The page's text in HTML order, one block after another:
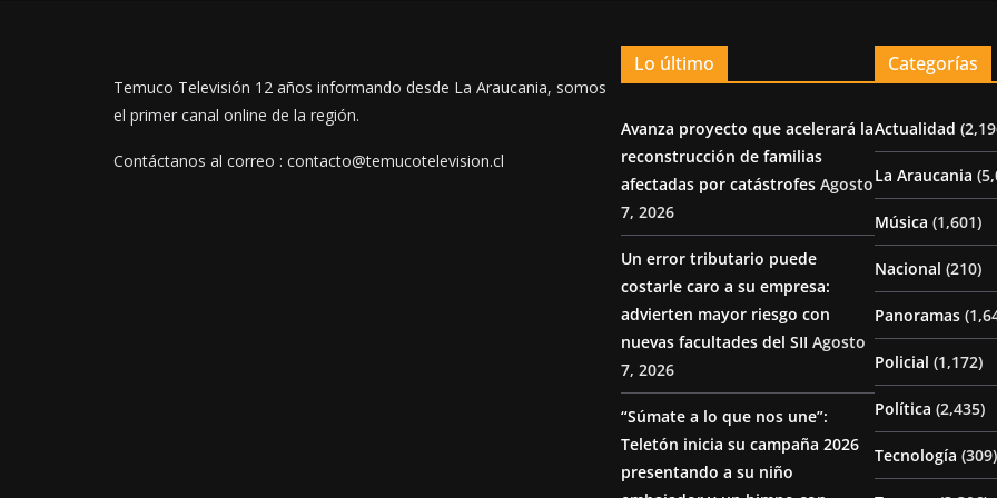
Temuco Televisión 12 años informando desde La Araucania, somos
el primer canal online de la región.
Contáctanos al correo : contacto@temucotelevision.cl
Lo último
Avanza proyecto que acelerará la
reconstrucción de familias
afectadas por catástrofes Agosto
7, 2026
Un error tributario puede
costarle caro a su empresa:
advierten mayor riesgo con
nuevas facultades del SII Agosto
7, 2026
“Súmate a lo que nos une”:
Teletón inicia su campaña 2026
presentando a su niño
Categorías
Actualidad
La Araucania
Música (1,601)
Nacional (210)
Panoramas
Policial (1,172)
Política (2,435)
Tecnología (309)